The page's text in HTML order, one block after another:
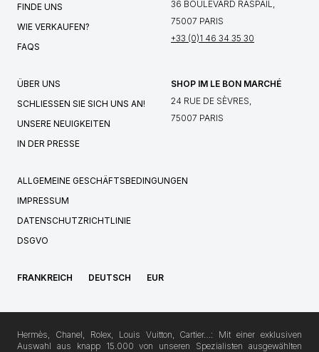
FINDE UNS
WIE VERKAUFEN?
FAQS
36 BOULEVARD RASPAIL,
75007 PARIS
+33 (0)1 46 34 35 30
ÜBER UNS
SCHLIESSEN SIE SICH UNS AN!
UNSERE NEUIGKEITEN
IN DER PRESSE
SHOP IM LE BON MARCHÉ
24 RUE DE SÈVRES,
75007 PARIS
ALLGEMEINE GESCHÄFTSBEDINGUNGEN
IMPRESSUM
DATENSCHUTZRICHTLINIE
DSGVO
FRANKREICH DEUTSCH EUR
Hermès, Chanel, Rolex, Louis Vuitton, Cartier…: Mit einer exklusiven
Auswahl aus knapp 15.000 von unseren Spezialisten ausgewählten